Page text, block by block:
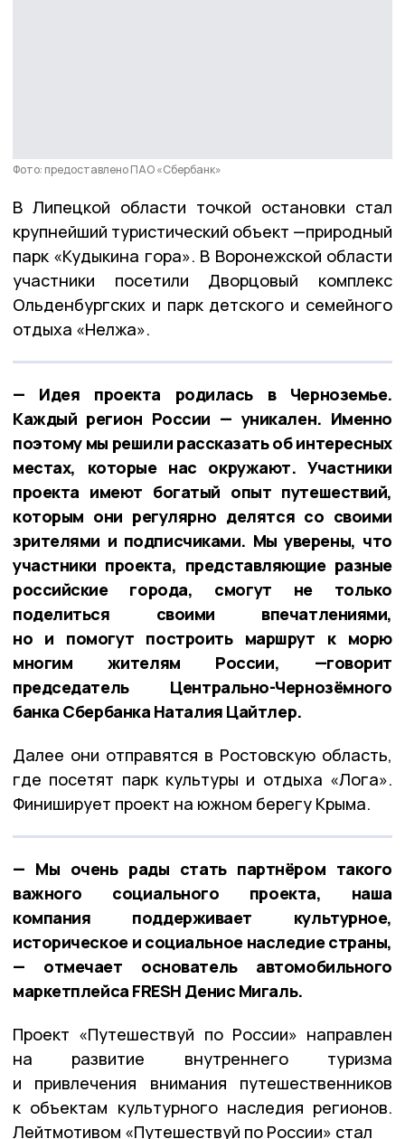
Фото: предоставлено ПАО «Сбербанк»
В Липецкой области точкой остановки стал
крупнейший туристический объект —природный
парк «Кудыкина гора». В Воронежской области
участники посетили Дворцовый комплекс
Ольденбургских и парк детского и семейного
отдыха «Нелжа».
— Идея проекта родилась в Черноземье.
Каждый регион России — уникален. Именно
поэтому мы решили рассказать об интересных
местах, которые нас окружают. Участники
проекта имеют богатый опыт путешествий,
которым они регулярно делятся со своими
зрителями и подписчиками. Мы уверены, что
участники проекта, представляющие разные
российские города, смогут не только
поделиться своими впечатлениями,
но и помогут построить маршрут к морю
многим жителям России, —говорит
председатель Центрально-Чернозёмного
банка Сбербанка Наталия Цайтлер.
Далее они отправятся в Ростовскую область,
где посетят парк культуры и отдыха «Лога».
Финиширует проект на южном берегу Крыма.
— Мы очень рады стать партнёром такого
важного социального проекта, наша
компания поддерживает культурное,
историческое и социальное наследие страны,
— отмечает основатель автомобильного
маркетплейса FRESH Денис Мигаль.
Проект «Путешествуй по России» направлен
на развитие внутреннего туризма
и привлечения внимания путешественников
к объектам культурного наследия регионов.
Лейтмотивом «Путешествуй по России» стал